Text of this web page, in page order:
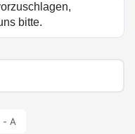
bitte.
- A